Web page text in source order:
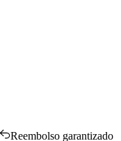
Reembolso garantizado